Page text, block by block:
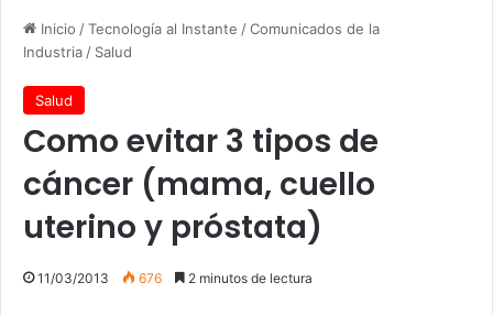
Inicio /Tecnología al Instante /Comunicados de la
Industria / Salud
Salud
Como evitar 3 tipos de
cáncer (mama, cuello
uterino y próstata)
11/03/2013 676 2 minutos de lectura